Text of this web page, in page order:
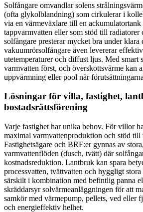
Solfångare omvandlar solens
(ofta glykolblandning) som cirkulerar i
via en värmeväxlare till en ackumulatortank
tappvarmvatten eller som stöd till radiatorer
solfångare presterar mycket bra under klara
vakuumrörsolfångare även levererar
utetemperaturer och diffust ljus. Med smart
varmvatten först, och överskottsvärme kan
uppvärmning eller pool när
Lösningar för villa, fastighet,
bostadsrättsförening
Varje fastighet har unika behov. För villor
maximal varmvattenproduktion och stöd till
Fastighetsägare och BRF:er gynnas av
varmvattenflöden (dusch, tvätt) där
kostnadsreduktion. Lantbruk kan spara
processvatten, tvättvatten och hyggligt
särskilt i kombination med befintlig panna
skräddarsyr solvärmeanläggningen för att
samkör med värmepump, pellets, ved eller
och energieffektiv helhet.